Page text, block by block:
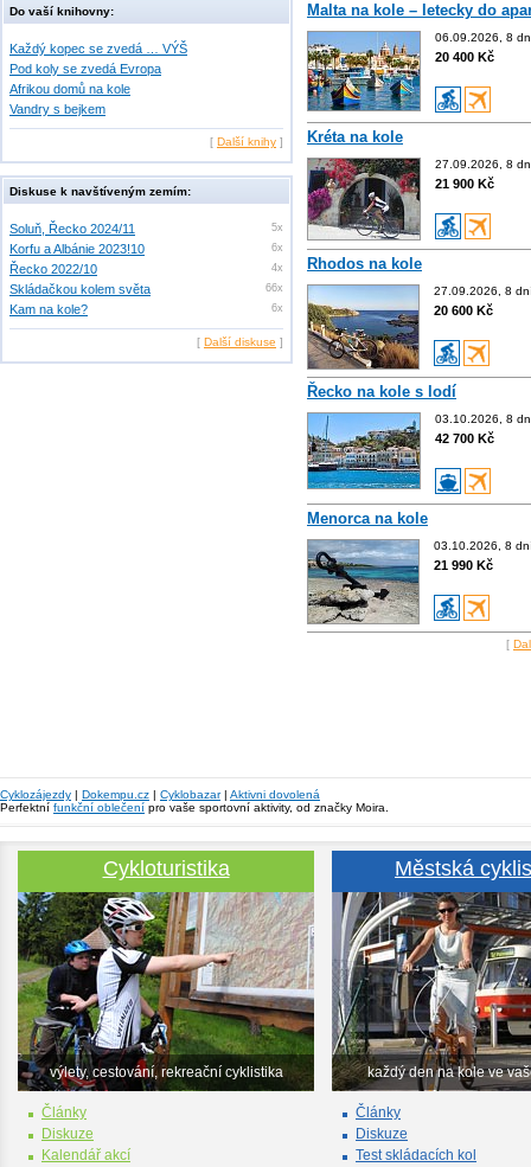
Do vaší knihovny:
Každý kopec se zvedá … VÝŠ
Pod koly se zvedá Evropa
Afrikou domů na kole
Vandry s bejkem
[ Další knihy ]
Diskuse k navštíveným zemím:
Soluň, Řecko 2024/11 5x
Korfu a Albánie 2023!10 6x
Řecko 2022/10 4x
Skládačkou kolem světa 66x
Kam na kole? 6x
[ Další diskuse ]
Malta na kole – letecky do
06.09.2026, 8
20 400 Kč
Kréta na kole
27.09.2026, 8
21 900 Kč
Rhodos na kole
27.09.2026, 8
20 600 Kč
Řecko na kole s lodí
03.10.2026, 8
42 700 Kč
Menorca na kole
03.10.2026, 8
21 990 Kč
[
Cyklozájezdy | Dokempu.cz | Cyklobazar| Aktivni dovolená
Perfektní funkční oblečení pro vaše sportovní aktivity, od značky Moira.
Cykloturistika
výlety, cestování, rekreační cyklistika
Články
Diskuze
Kalendář akcí
Městská
každý den na kole ve
Články
Diskuze
Test skládacích kol